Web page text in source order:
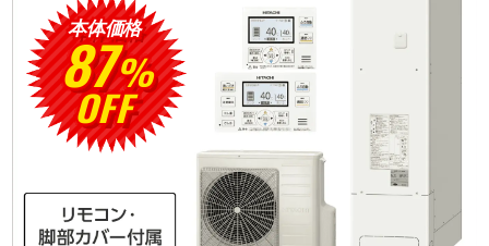
本体価格
87%
OFF